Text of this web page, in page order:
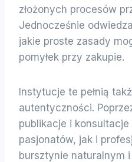
złożonych procesów
Jednocześnie
jakie proste zasady
pomyłek przy zakupie.
Instytucje te pełnią
autentyczności.
publikacje i
pasjonatów, jak i
bursztynie naturalnym